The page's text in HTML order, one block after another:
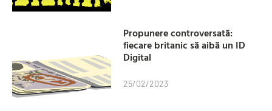
Propunere controversată:
fiecare britanic să aibă un ID
Digital
25/02/2023